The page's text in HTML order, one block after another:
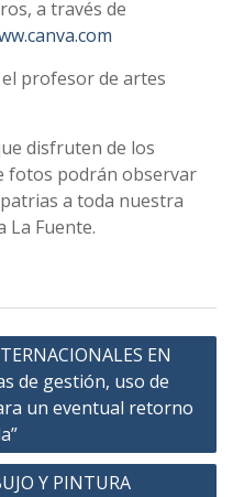
a través de
profesor de artes
disfruten de los
fotos podrán observar
a toda nuestra
La Fuente.
EN
de gestión, uso de
un eventual retorno
Y PINTURA